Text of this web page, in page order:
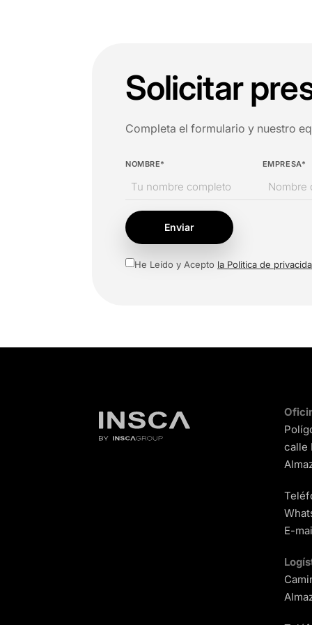
Solicitar
Completa el formulario y nuestro
NOMBRE* EMPRESA*
Enviar
He Leído y Acepto la Politica de
calle
E-